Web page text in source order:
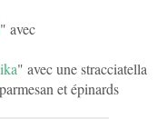
" avec
" avec une stracciatella
et épinards